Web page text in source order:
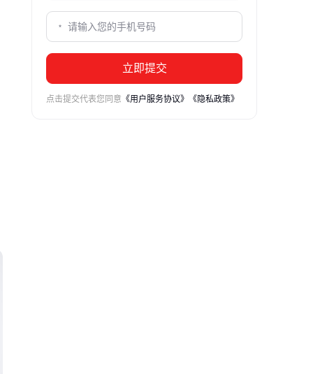
立即提交
点击提交代表您同意 《用户服务协议》 《隐私政策》